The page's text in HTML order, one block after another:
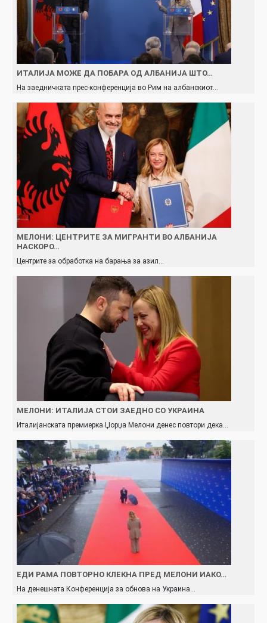
ИТАЛИЈА МОЖЕ ДА ПОБАРА ОД АЛБАНИЈА ШТО…
На заедничката прес-конференција во Рим на албанскиот…
МЕЛОНИ: ЦЕНТРИТЕ ЗА МИГРАНТИ ВО АЛБАНИЈА
НАСКОРО…
Центрите за обработка на барања за азил…
МЕЛОНИ: ИТАЛИЈА СТОИ ЗАЕДНО СО УКРАИНА
Италијанската премиерка Џорџа Мелони денес повтори дека…
ЕДИ РАМА ПОВТОРНО КЛЕКНА ПРЕД МЕЛОНИ ИАКО…
На денешната Конференција за обнова на Украина…